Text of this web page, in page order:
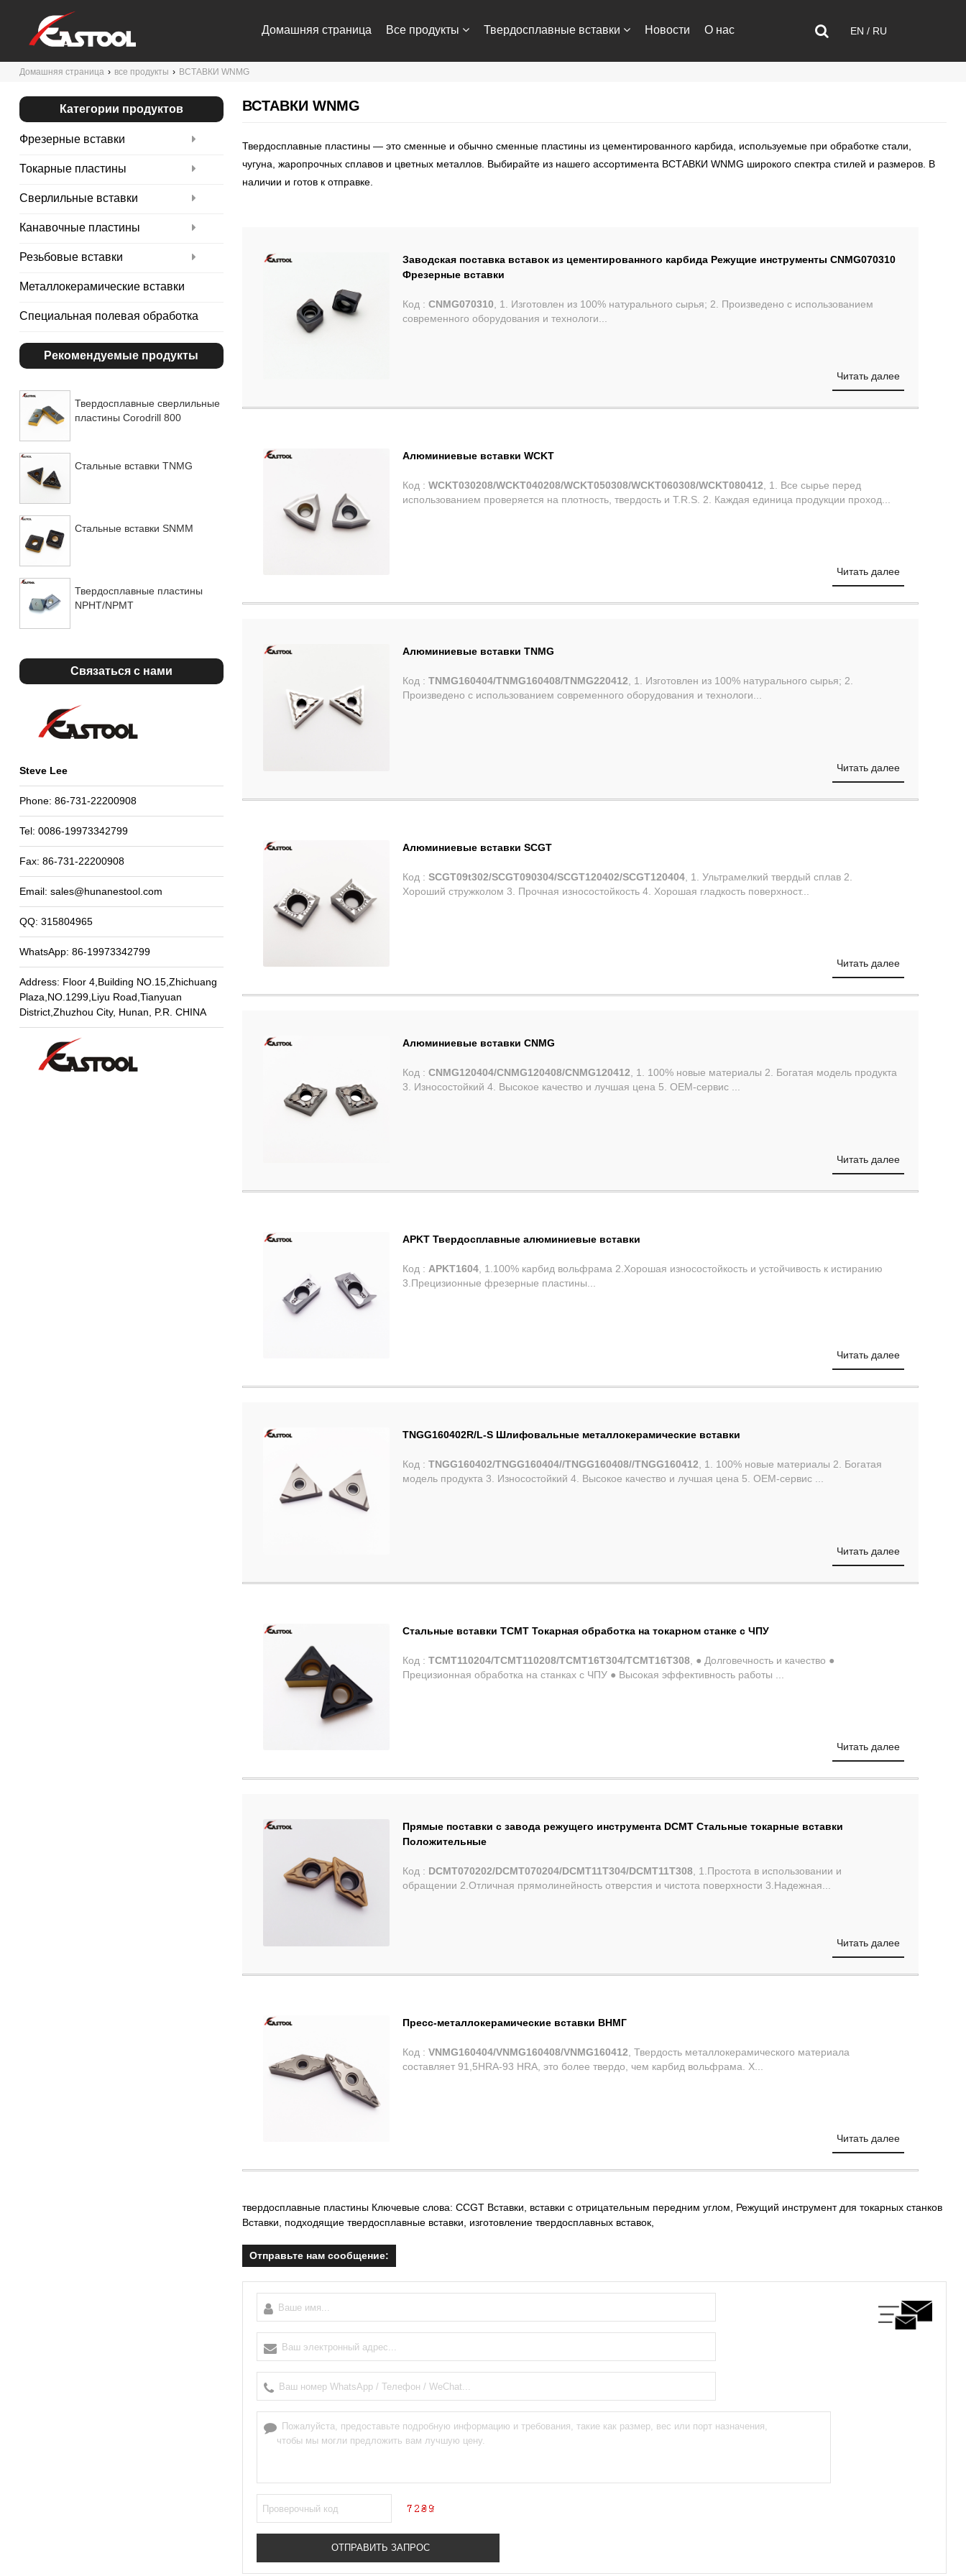
Домашняя страница Все продукты Твердосплавные вставки Новости О нас EN / RU
Домашняя страница › все продукты › ВСТАВКИ WNMG
Категории продуктов
Фрезерные вставки
Токарные пластины
Сверлильные вставки
Канавочные пластины
Резьбовые вставки
Металлокерамические вставки
Специальная полевая обработка
Рекомендуемые продукты
Твердосплавные сверлильные
пластины Corodrill 800
Стальные вставки TNMG
Стальные вставки SNMM
Твердосплавные пластины
NPHT/NPMT
Связаться с нами
Steve Lee
Phone: 86-731-22200908
Tel: 0086-19973342799
Fax: 86-731-22200908
Email: sales@hunanestool.com
QQ: 315804965
WhatsApp: 86-19973342799
Address: Floor 4,Building NO.15,Zhichuang
Plaza,NO.1299,Liyu Road,Tianyuan
District,Zhuzhou City, Hunan, P.R. CHINA
ВСТАВКИ WNMG
Твердосплавные пластины — это сменные и обычно сменные пластины из цементированного карбида, используемые при обработке стали,
чугуна, жаропрочных сплавов и цветных металлов. Выбирайте из нашего ассортимента ВСТАВКИ WNMG широкого спектра стилей и размеров. В
наличии и готов к отправке.
Заводская поставка вставок из цементированного карбида Режущие инструменты CNMG070310
Фрезерные вставки
Код :CNMG070310 , 1. Изготовлен из 100% натурального сырья; 2. Произведено с использованием
современного оборудования и технологи...
Читать далее
Алюминиевые вставки WCKT
Код :WCKT030208/WCKT040208/WCKT050308/WCKT060308/WCKT080412 , 1. Все сырье перед
использованием проверяется на плотность, твердость и T.R.S. 2. Каждая единица продукции проход...
Читать далее
Алюминиевые вставки TNMG
Код :TNMG160404/TNMG160408/TNMG220412 , 1. Изготовлен из 100% натурального сырья; 2.
Произведено с использованием современного оборудования и технологи...
Читать далее
Алюминиевые вставки SCGT
Код :SCGT09t302/SCGT090304/SCGT120402/SCGT120404 , 1. Ультрамелкий твердый сплав 2.
Хороший стружколом 3. Прочная износостойкость 4. Хорошая гладкость поверхност...
Читать далее
Алюминиевые вставки CNMG
Код :CNMG120404/CNMG120408/CNMG120412 , 1. 100% новые материалы 2. Богатая модель продукта
3. Износостойкий 4. Высокое качество и лучшая цена 5. OEM-сервис ...
Читать далее
APKT Твердосплавные алюминиевые вставки
Код : APKT1604 , 1.100% карбид вольфрама 2.Хорошая износостойкость и устойчивость к истиранию
3.Прецизионные фрезерные пластины...
Читать далее
TNGG160402R/L-S Шлифовальные металлокерамические вставки
Код :TNGG160402/TNGG160404//TNGG160408//TNGG160412 , 1. 100% новые материалы 2. Богатая
модель продукта 3. Износостойкий 4. Высокое качество и лучшая цена 5. OEM-сервис ...
Читать далее
Стальные вставки TCMT Токарная обработка на токарном станке с ЧПУ
Код :TCMT110204/TCMT110208/TCMT16T304/TCMT16T308
Прецизионная обработка на станках с ЧПУ ● Высокая эффективность работы ...
Читать далее
Прямые поставки с завода режущего инструмента DCMT Стальные токарные вставки
Положительные
Код : DCMT070202/DCMT070204/DCMT11T304/DCMT11T308 , 1.Простота в использовании и
обращении 2.Отличная прямолинейность отверстия и чистота поверхности 3.Надежная...
Читать далее
Пресс-металлокерамические вставки ВНМГ
Код :VNMG160404/VNMG160408/VNMG160412 , Твердость металлокерамического материала
составляет 91,5HRA-93 HRA, это более твердо, чем карбид вольфрама. Х...
Читать далее
твердосплавные пластины Ключевые слова: CCGT Вставки вставки с отрицательным передним углом
Режущий инструмент для токарных станков
Вставки
подходящие твердосплавные вставки изготовление твердосплавных вставок,
Отправьте нам сообщение: